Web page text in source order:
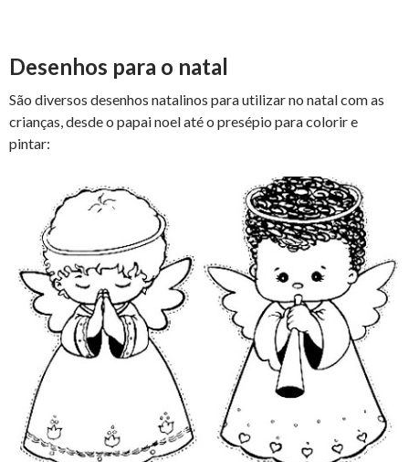
Desenhos para o natal
São diversos desenhos natalinos para utilizar no natal com as
crianças, desde o papai noel até o presépio para colorir e
pintar: